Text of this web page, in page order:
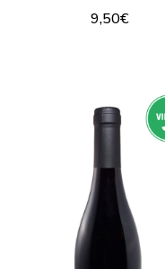
9,50€